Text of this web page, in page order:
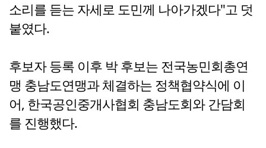
소리를 듣는 자세로 도민께 나아가겠다"고 덧
붙였다.
후보자 등록 이후 박 후보는 전국농민회총연
맹 충남도연맹과 체결하는 정책협약식에 이
어, 한국공인중개사협회 충남도회와 간담회
를 진행했다.